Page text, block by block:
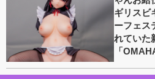
ギリスビ
ーフェス
れていた
「